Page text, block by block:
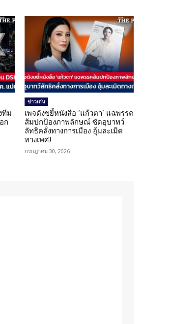
ทีม
ก
ข่าวเด่น
เพจดังขยี้หนังสือ ‘แก้วตา’ แฉพรรค
ส้มปกป้องภาพลักษณ์ ซัดอุบาทว์
ลัทธิคลั่งทางการเมือง อุ้มละเมิด
ทางเพศ!
กรกฎาคม 30, 2026